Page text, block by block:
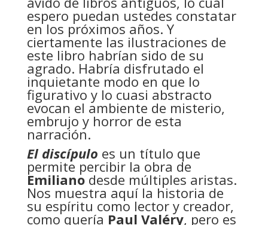
espero puedan ustedes constatar
en los próximos años. Y
ciertamente las ilustraciones de
este libro habrían sido de su
agrado. Habría disfrutado el
inquietante modo en que lo
figurativo y lo cuasi abstracto
evocan el ambiente de misterio,
embrujo y horror de esta
narración.
El discípulo es un título que
permite percibir la obra de
Emilianodesde múltiples aristas.
Nos muestra aquí la historia de
su espíritu como lector y creador,
como quería Paul Valéry, pero es